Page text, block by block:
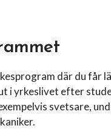
där du får
i yrkeslivet efter
svetsare,